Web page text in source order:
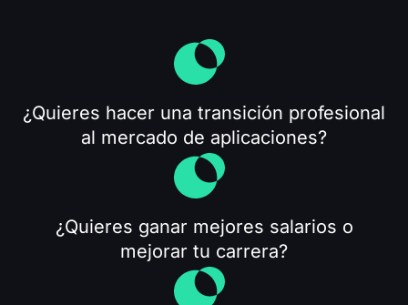
¿Quieres hacer una transición profesional
al mercado de aplicaciones?
¿Quieres ganar mejores salarios o
mejorar tu carrera?